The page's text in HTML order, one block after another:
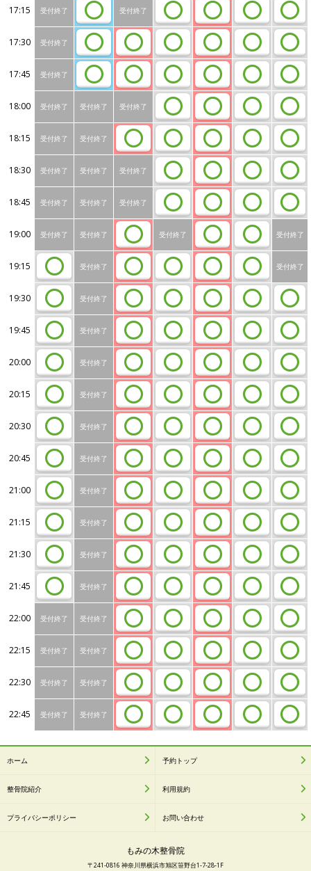
17:15 受付終了 受付終了
17:30 受付終了
17:45 受付終了
18:00 受付終了 受付終了 受付終了
18:15 受付終了 受付終了
18:30 受付終了 受付終了 受付終了
18:45 受付終了 受付終了 受付終了
19:00 受付終了 受付終了 受付終了 受付終了
19:15 受付終了 受付終了
19:30 受付終了
19:45 受付終了
20:00 受付終了
20:15 受付終了
20:30 受付終了
20:45 受付終了
21:00 受付終了
21:15 受付終了
21:30 受付終了
21:45 受付終了
22:00 受付終了 受付終了
22:15 受付終了 受付終了
22:30 受付終了 受付終了
22:45 受付終了 受付終了
ホーム 予約トップ
整骨院紹介 利用規約
プライバシーポリシー お問い合わせ
もみの木整骨院
〒241-0816 神奈川県横浜市旭区笹野台1-7-28-1F